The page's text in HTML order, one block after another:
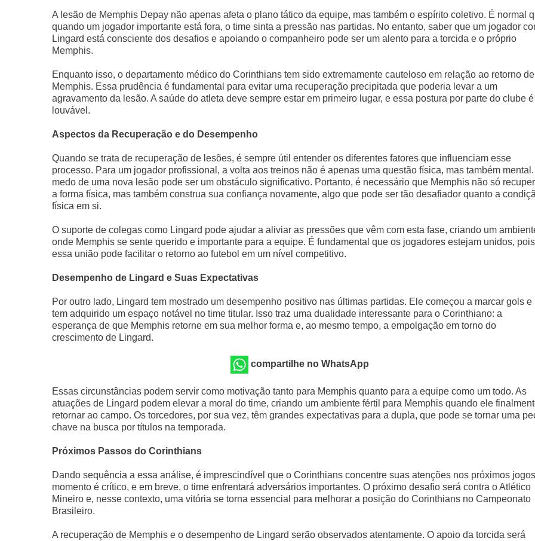
A lesão de Memphis Depay não apenas afeta o plano tático da equipe, mas também o espírito coletivo. É normal
quando um jogador importante está fora, o time sinta a pressão nas partidas. No entanto, saber que um jogador
Lingard está consciente dos desafios e apoiando o companheiro pode ser um alento para a torcida e o próprio
Memphis.
Enquanto isso, o departamento médico do Corinthians tem sido extremamente cauteloso em relação ao retorno de
Memphis. Essa prudência é fundamental para evitar uma recuperação precipitada que poderia levar a um
agravamento da lesão. A saúde do atleta deve sempre estar em primeiro lugar, e essa postura por parte do clube é
louvável.
Aspectos da Recuperação e do Desempenho
Quando se trata de recuperação de lesões, é sempre útil entender os diferentes fatores que influenciam esse
processo. Para um jogador profissional, a volta aos treinos não é apenas uma questão física, mas também
medo de uma nova lesão pode ser um obstáculo significativo. Portanto, é necessário que Memphis não só
a forma física, mas também construa sua confiança novamente, algo que pode ser tão desafiador quanto a
física em si.
O suporte de colegas como Lingard pode ajudar a aliviar as pressões que vêm com esta fase, criando um
onde Memphis se sente querido e importante para a equipe. É fundamental que os jogadores estejam unidos, pois
essa união pode facilitar o retorno ao futebol em um nível competitivo.
Desempenho de Lingard e Suas Expectativas
Por outro lado, Lingard tem mostrado um desempenho positivo nas últimas partidas. Ele começou a marcar gols e
tem adquirido um espaço notável no time titular. Isso traz uma dualidade interessante para o Corinthiano: a
esperança de que Memphis retorne em sua melhor forma e, ao mesmo tempo, a empolgação em torno do
crescimento de Lingard.
compartilhe no WhatsApp
Essas circunstâncias podem servir como motivação tanto para Memphis quanto para a equipe como um todo. As
atuações de Lingard podem elevar a moral do time, criando um ambiente fértil para Memphis quando ele
retornar ao campo. Os torcedores, por sua vez, têm grandes expectativas para a dupla, que pode se tornar uma
chave na busca por títulos na temporada.
Próximos Passos do Corinthians
Dando sequência a essa análise, é imprescindível que o Corinthians concentre suas atenções nos próximos
momento é crítico, e em breve, o time enfrentará adversários importantes. O próximo desafio será contra o Atlético
Mineiro e, nesse contexto, uma vitória se torna essencial para melhorar a posição do Corinthians no Campeonato
Brasileiro.
A recuperação de Memphis e o desempenho de Lingard serão observados atentamente. O apoio da torcida será